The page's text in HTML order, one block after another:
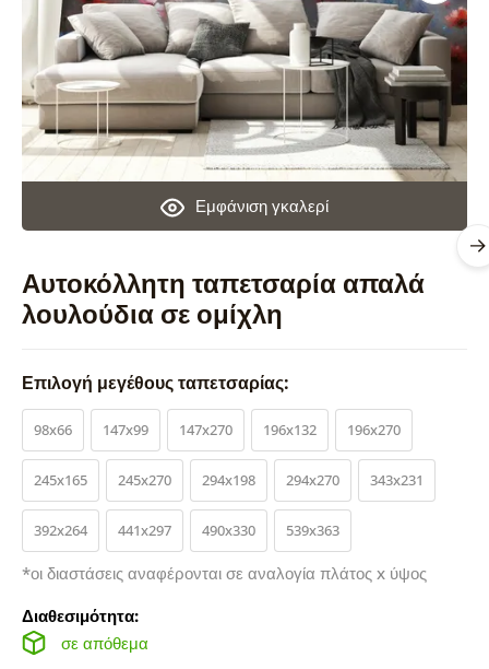
Αυτοκόλλητη ταπετσαρία απαλά
λουλούδια σε ομίχλη
Εμφάνιση γκαλερί
Επιλογή μεγέθους ταπετσαρίας:
98x66 147x99 147x270 196x132 196x270
245x165 245x270 294x198 294x270 343x231
392x264 441x297 490x330 539x363
*οι διαστάσεις αναφέρονται σε αναλογία πλάτος x ύψος
Διαθεσιμότητα:
σε απόθεμα